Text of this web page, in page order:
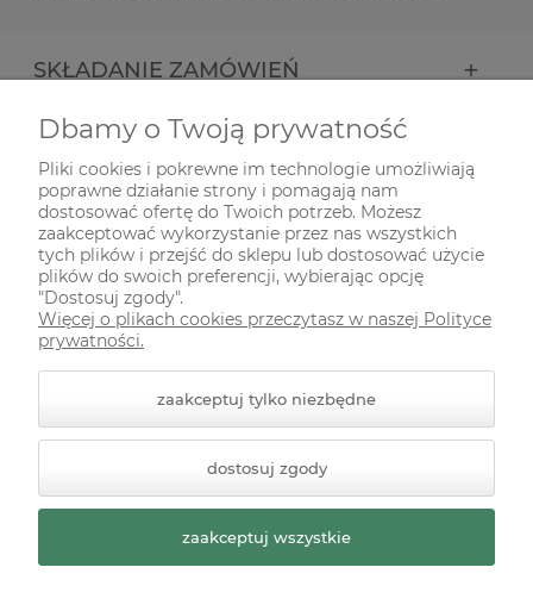
SKŁADANIE ZAMÓWIEŃ
INFORMACJE
ODWIEDŹ NAS NA
Styl graficzny ShopGadget.pl
Sklep internetowy Shoper
Premium
Dbamy o Twoją prywatność
Pliki cookies i pokrewne im technologie umożliwiają
poprawne działanie strony i pomagają nam
dostosować ofertę do Twoich potrzeb. Możesz
zaakceptować wykorzystanie przez nas wszystkich
tych plików i przejść do sklepu lub dostosować użycie
plików do swoich preferencji, wybierając opcję
"Dostosuj zgody".
Więcej o plikach cookies przeczytasz w naszej Polityce
prywatności.
zaakceptuj tylko niezbędne
dostosuj zgody
zaakceptuj wszystkie